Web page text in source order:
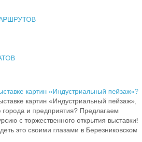
картин «Индустриальный пейзаж»?
картин «Индустриальный пейзаж»,
и предприятия? Предлагаем
с торжественного открытия выставки!
это своими глазами в Березниковском